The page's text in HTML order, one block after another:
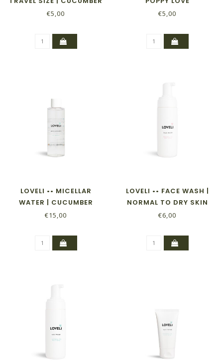
EN ALOE VERA
€5,00 €5,00
LOVELI •• MICELLAR
WATER | CUCUMBER
€15,00
LOVELI •• FACE WASH |
NORMAL TO DRY SKIN
€6,00